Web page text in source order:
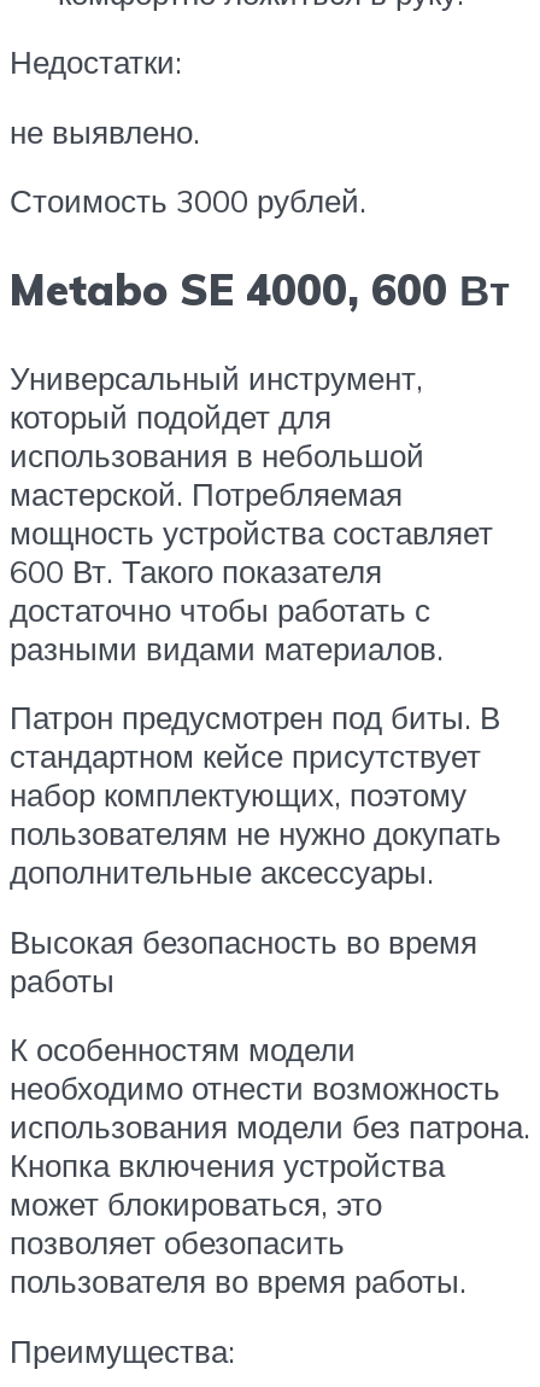
Недостатки:
не выявлено.
Стоимость 3000 рублей.
Metabo SE 4000, 600 Вт
Универсальный инструмент,
который подойдет для
использования в небольшой
мастерской. Потребляемая
мощность устройства составляет
600 Вт. Такого показателя
достаточно чтобы работать с
разными видами материалов.
Патрон предусмотрен под биты. В
стандартном кейсе присутствует
набор комплектующих, поэтому
пользователям не нужно докупать
дополнительные аксессуары.
Высокая безопасность во время
работы
К особенностям модели
необходимо отнести возможность
использования модели без патрона.
Кнопка включения устройства
может блокироваться, это
позволяет обезопасить
пользователя во время работы.
Преимущества: